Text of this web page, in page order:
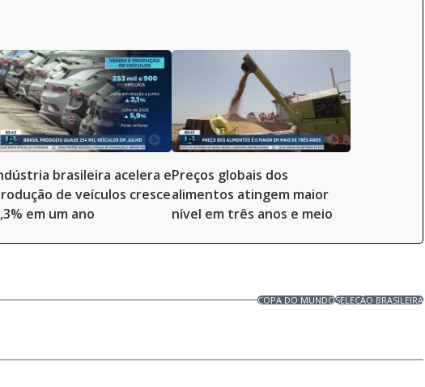
brasileira acelera e
de veículos cresce
em um ano
Preços globais dos
alimentos atingem maior
nível em três anos e meio
COPA DO MUNDOSELEÇÃO BRASILEIRA